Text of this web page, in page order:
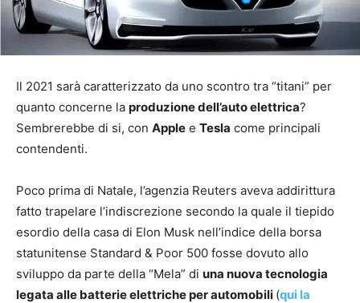
Il 2021 sarà caratterizzato da uno scontro tra “titani” per
quanto concerne la produzione dell’auto elettrica?
Sembrerebbe di si, con Apple e Tesla come principali
contendenti.
Poco prima di Natale, l’agenzia Reuters aveva addirittura
fatto trapelare l’indiscrezione secondo la quale il tiepido
esordio della casa di Elon Musk nell’indice della borsa
statunitense Standard & Poor 500 fosse dovuto allo
sviluppo da parte della “Mela” di una nuova tecnologia
legata alle batterie elettriche per automobili (qui la